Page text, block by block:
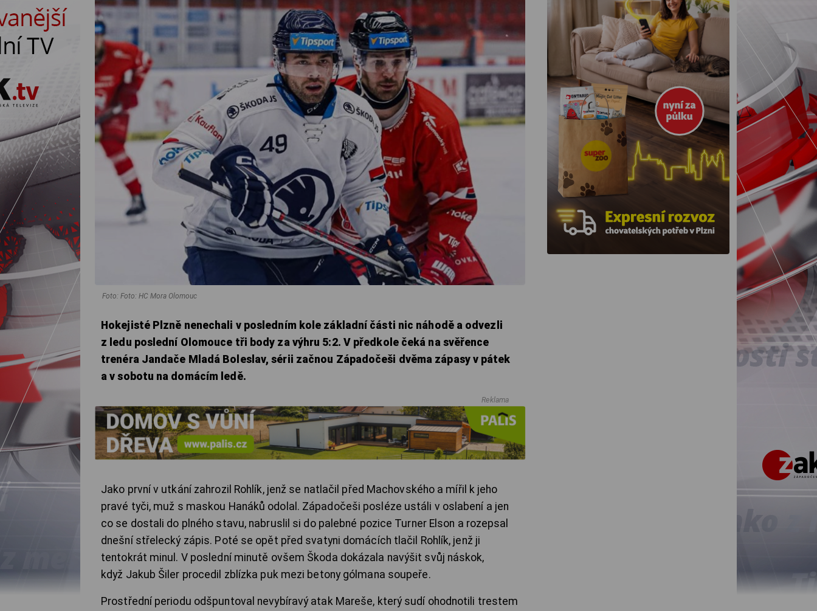
Foto: Foto: HC Mora Olomouc
Hokejisté Plzně nenechali v posledním kole základní části nic náhodě a odvezli
z ledu poslední Olomouce tři body za výhru 5:2. V předkole čeká na svěřence
trenéra Jandače Mladá Boleslav, sérii začnou Západočeši dvěma zápasy v pátek
a v sobotu na domácím ledě.
Reklama
Jako první v utkání zahrozil Rohlík, jenž se natlačil před Machovského a mířil k jeho
pravé tyči, muž s maskou Hanáků odolal. Západočeši posléze ustáli v oslabení a jen
co se dostali do plného stavu, nabruslil si do palebné pozice Turner Elson a rozepsal
dnešní střelecký zápis. Poté se opět před svatyni domácích tlačil Rohlík, jenž ji
tentokrát minul. V poslední minutě ovšem Škoda dokázala navýšit svůj náskok,
když Jakub Šiler procedil zblízka puk mezi betony gólmana soupeře.
Prostřední periodu odšpuntoval nevybíravý atak Mareše, který sudí ohodnotili trestem